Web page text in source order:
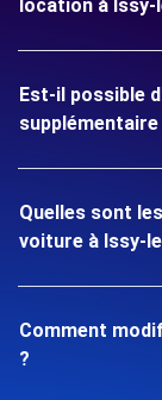
location à
Est-il possible
supplémentaire
Quelles sont
voiture à Issy-
Comment
?